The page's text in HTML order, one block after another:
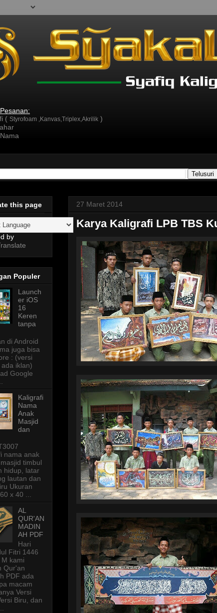
( Styrofoam ,Kanvas,Triplex,Akrilik )
27 Maret 2014
Karya Kaligrafi LPB TBS
this page
by
Populer
Launch
er iOS
16
Keren
tanpa
di Android
juga bisa
: (versi
iklan)
Google
Kaligrafi
Nama
Anak
Masjid
dan
nama anak
timbul
hidup, latar
lautan dan
Ukuran
x 40 ...
AL
QUR'AN
MADIN
AH PDF
Hari
Fitri 1446
kami
Qur'an
PDF ada
macam
Versi
Biru, dan